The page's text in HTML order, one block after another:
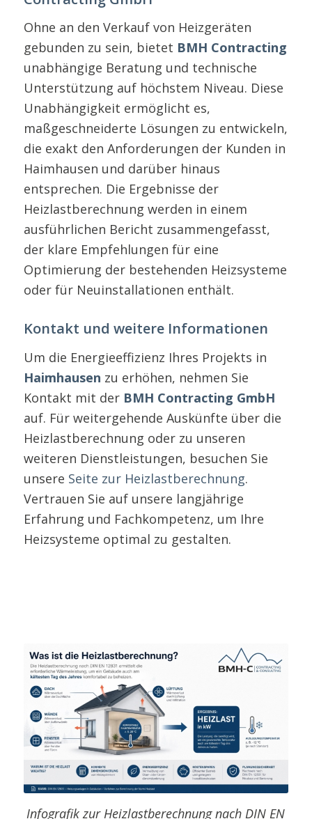
Ohne an den Verkauf von Heizgeräten
gebunden zu sein, bietet BMH Contracting
unabhängige Beratung und technische
Unterstützung auf höchstem Niveau. Diese
Unabhängigkeit ermöglicht es,
maßgeschneiderte Lösungen zu entwickeln,
die exakt den Anforderungen der Kunden in
Haimhausen und darüber hinaus
entsprechen. Die Ergebnisse der
Heizlastberechnung werden in einem
ausführlichen Bericht zusammengefasst,
der klare Empfehlungen für eine
Optimierung der bestehenden Heizsysteme
oder für Neuinstallationen enthält.
Kontakt und weitere Informationen
Um die Energieeffizienz Ihres Projekts in
Haimhausen zu erhöhen, nehmen Sie
Kontakt mit der BMH Contracting GmbH
auf. Für weitergehende Auskünfte über die
Heizlastberechnung oder zu unseren
weiteren Dienstleistungen, besuchen Sie
unsere Seite zur Heizlastberechnung.
Vertrauen Sie auf unsere langjährige
Erfahrung und Fachkompetenz, um Ihre
Heizsysteme optimal zu gestalten.
Infografik zur Heizlastberechnung nach DIN EN